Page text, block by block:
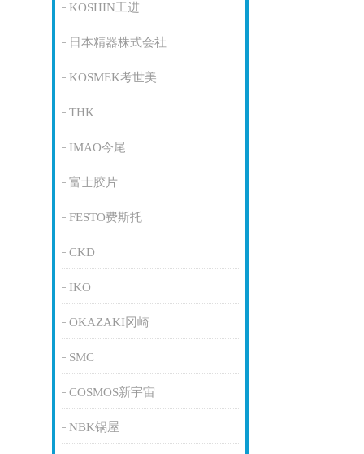
KOSHIN工进
日本精器株式会社
KOSMEK考世美
THK
IMAO今尾
富士胶片
FESTO费斯托
CKD
IKO
OKAZAKI冈崎
SMC
COSMOS新宇宙
NBK锅屋